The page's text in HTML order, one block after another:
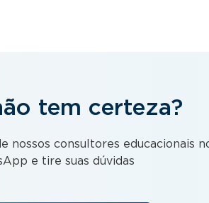
tem certeza?
nossos consultores educacionais
e tire suas dúvidas